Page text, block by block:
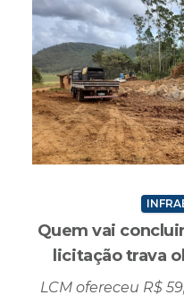
Quem vai